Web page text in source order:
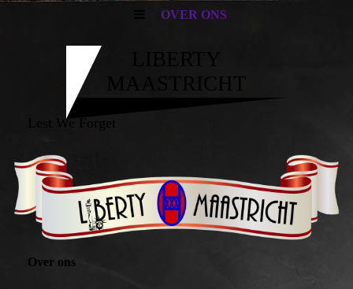
OVER ONS
LIBERTY
MAASTRICHT
Lest We Forget
Over ons